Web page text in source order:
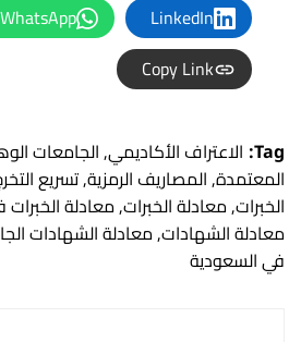
LinkedIn
WhatsApp
Copy Link
Tag: الاعتراف الأكاديمي,الجامعات
المعتمدة,المصاريف الرمزية,تسريع
الخبرات,معادلة الخبرات,معادلة
معادلة الشهادات,معادلة الشهادات
في السعودية